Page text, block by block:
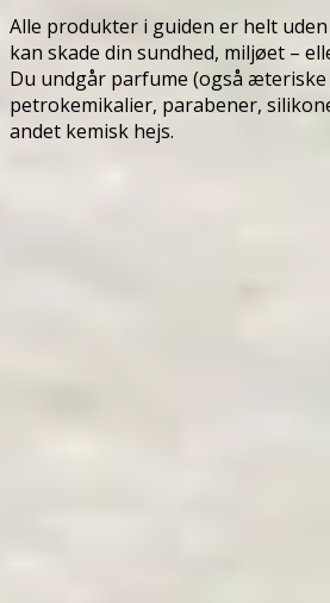
Alle produkter i guiden er helt
kan skade din sundhed, miljøet –
Du undgår parfume (også æteriske
petrokemikalier, parabener,
andet kemisk hejs.